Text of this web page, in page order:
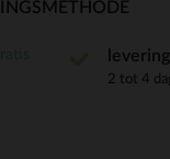
2 tot 4